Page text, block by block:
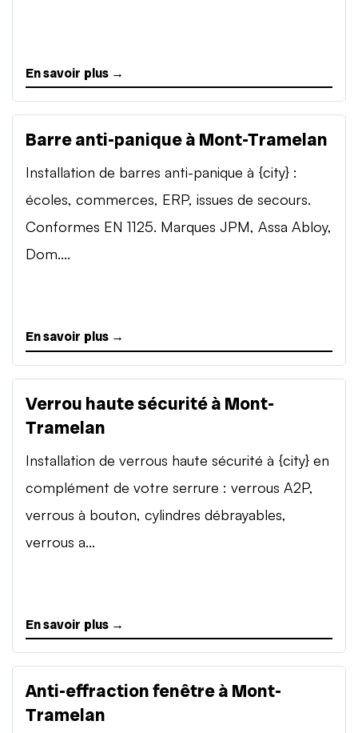
En savoir plus →
Barre anti-panique à Mont-Tramelan
Installation de barres anti-panique à {city} :
écoles, commerces, ERP, issues de secours.
Conformes EN 1125. Marques JPM, Assa Abloy,
Dom....
En savoir plus →
Verrou haute sécurité à Mont-
Tramelan
Installation de verrous haute sécurité à {city} en
complément de votre serrure : verrous A2P,
verrous à bouton, cylindres débrayables,
verrous a...
En savoir plus →
Anti-effraction fenêtre à Mont-
Tramelan